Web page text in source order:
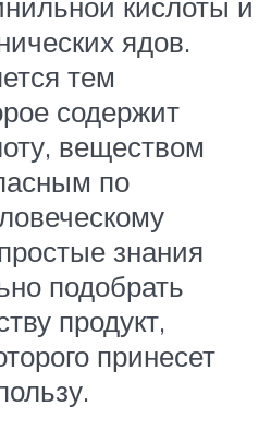
кислоты и
ядов.
тем
содержит
веществом
по
знания
подобрать
продукт,
принесет